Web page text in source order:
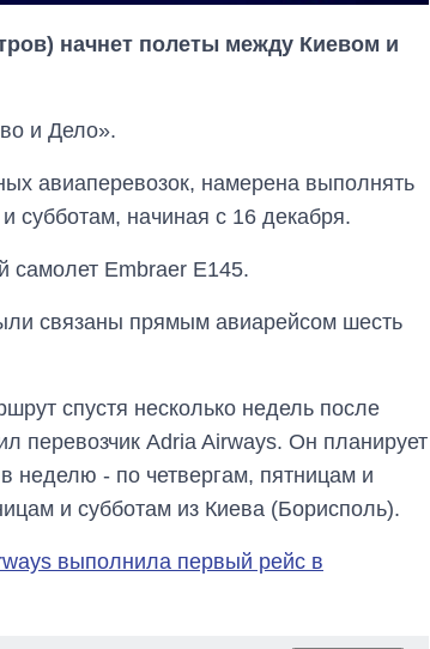
начнет полеты между Киевом и
и Дело».
авиаперевозок, намерена выполнять
субботам, начиная с 16 декабря.
самолет Embraer E145.
связаны прямым авиарейсом шесть
спустя несколько недель после
перевозчик Adria Airways. Он планирует
неделю - по четвергам, пятницам и
и субботам из Киева (Борисполь).
выполнила первый рейс в